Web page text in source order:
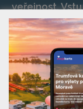
veřejnost.
po zaplacení
Telefon:+420
E-mail: